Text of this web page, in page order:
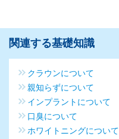
関連する基礎知識
クラウンについて
親知らずについて
インプラントについて
口臭について
ホワイトニングについて